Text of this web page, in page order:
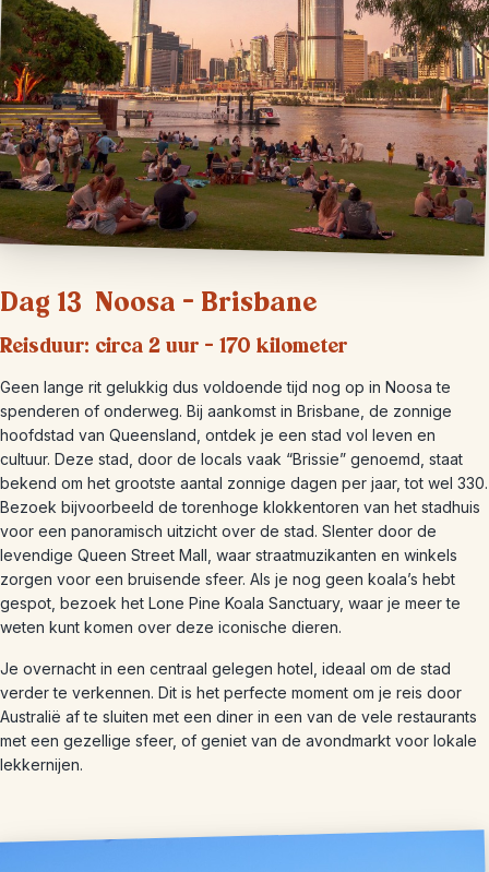
Dag 13 Noosa – Brisbane
Reisduur: circa 2 uur – 170 kilometer
Geen lange rit gelukkig dus voldoende tijd nog op in Noosa te
spenderen of onderweg. Bij aankomst in Brisbane, de zonnige
hoofdstad van Queensland, ontdek je een stad vol leven en
cultuur. Deze stad, door de locals vaak “Brissie” genoemd, staat
bekend om het grootste aantal zonnige dagen per jaar, tot wel 330.
Bezoek bijvoorbeeld de torenhoge klokkentoren van het stadhuis
voor een panoramisch uitzicht over de stad. Slenter door de
levendige Queen Street Mall, waar straatmuzikanten en winkels
zorgen voor een bruisende sfeer. Als je nog geen koala’s hebt
gespot, bezoek het Lone Pine Koala Sanctuary, waar je meer te
weten kunt komen over deze iconische dieren.
Je overnacht in een centraal gelegen hotel, ideaal om de stad
verder te verkennen. Dit is het perfecte moment om je reis door
Australië af te sluiten met een diner in een van de vele restaurants
met een gezellige sfeer, of geniet van de avondmarkt voor lokale
lekkernijen.